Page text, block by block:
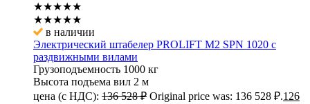
★★★★★
★★★★★
в наличии
Электрический штабелер PROLIFT M2 SPN 1020 с
раздвижными вилами
Грузоподъемность 1000 кг
Высота подъема вил 2 м
цена (с НДС): 136 528₽ Original price was: 136 528 ₽.126